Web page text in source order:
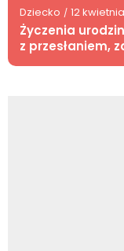
Dziecko / 12
Życzenia
z przesłaniem,